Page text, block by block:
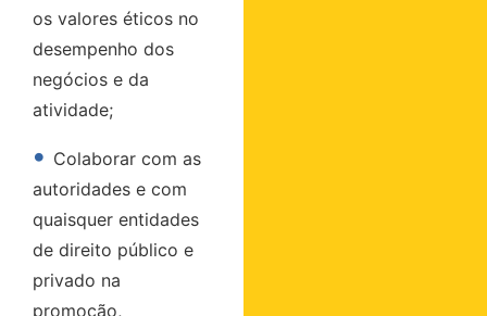
os valores éticos no
desempenho dos
negócios e da
atividade;
• Colaborar com as
autoridades e com
quaisquer entidades
de direito público e
privado na
promoção,